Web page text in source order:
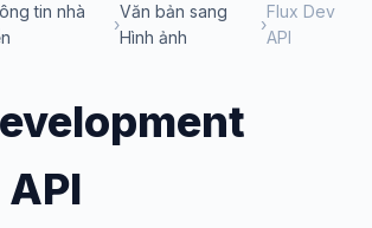
tin nhà
›
Văn bản sang
Hình ảnh
›
Flux Dev
API